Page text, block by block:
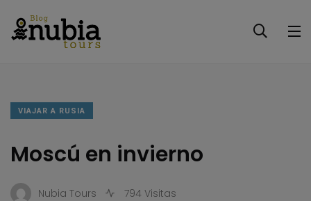
VIAJAR A RUSIA
Moscú en invierno
Nubia Tours 794 Visitas